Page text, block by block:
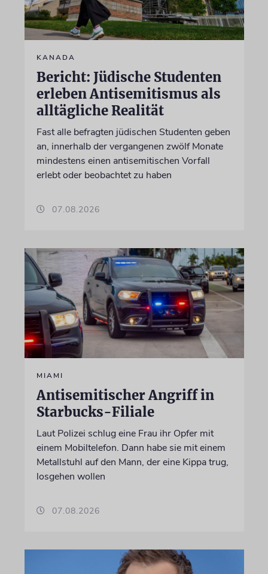
KANADA
Bericht: Jüdische Studenten
erleben Antisemitismus als
alltägliche Realität
Fast alle befragten jüdischen Studenten geben
an, innerhalb der vergangenen zwölf Monate
mindestens einen antisemitischen Vorfall
erlebt oder beobachtet zu haben
07.08.2026
MIAMI
Antisemitischer Angriff in
Starbucks-Filiale
Laut Polizei schlug eine Frau ihr Opfer mit
einem Mobiltelefon. Dann habe sie mit einem
Metallstuhl auf den Mann, der eine Kippa trug,
losgehen wollen
07.08.2026